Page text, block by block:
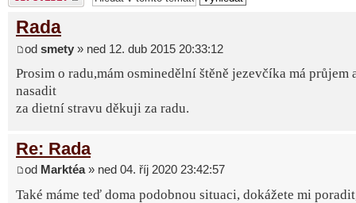
Rada
od smety » ned 12. dub 2015 20:33:12
Prosim o radu,mám osminedělní štěně jezevčíka má průjem
nasadit
za dietní stravu děkuji za radu.
Re: Rada
od Marktéa» ned 04. říj 2020 23:42:57
Také máme teď doma podobnou situaci, dokážete mi